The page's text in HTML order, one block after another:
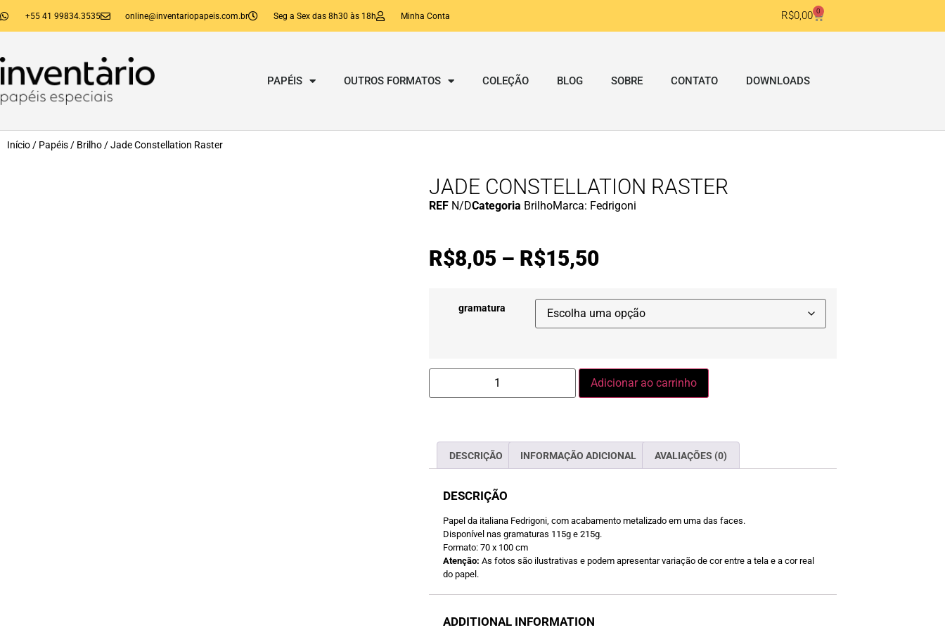
+55 41 99834.3535 online@inventariopapeis.com.br Seg a Sex das 8h30 às 18h Minha Conta R$0,00 0
PAPÉIS OUTROS FORMATOS COLEÇÃO BLOG SOBRE CONTATO DOWNLOADS
Início / Papéis / Brilho / Jade Constellation Raster
JADE CONSTELLATION RASTER
REF N/DCategoria BrilhoMarca: Fedrigoni
R$8,05 – R$15,50
gramatura
Adicionar ao carrinho
DESCRIÇÃO INFORMAÇÃO ADICIONAL AVALIAÇÕES (0)
DESCRIÇÃO
Papel da italiana Fedrigoni, com acabamento metalizado em uma das faces.
Disponível nas gramaturas 115g e 215g.
Formato: 70 x 100 cm
Atenção: As fotos são ilustrativas e podem apresentar variação de cor entre a tela e a cor real
do papel.
ADDITIONAL INFORMATION